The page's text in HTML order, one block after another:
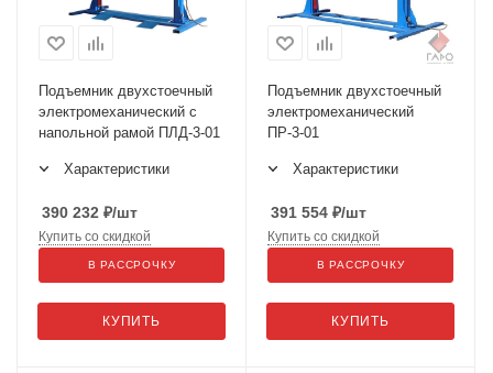
Подъемник двухстоечный
электромеханический с
напольной рамой ПЛД-3-01
Характеристики
390 232 ₽/шт
КУПИТЬ
Купить со скидкой
В РАССРОЧКУ
Подъемник двухстоечный
электромеханический
ПР-3-01
Характеристики
391 554 ₽/шт
КУПИТЬ
Купить со скидкой
В РАССРОЧКУ